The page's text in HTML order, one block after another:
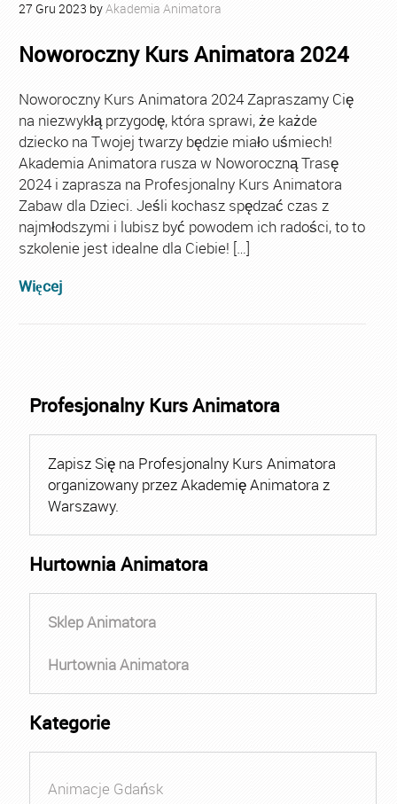
27 Gru 2023 by Akademia Animatora
Noworoczny Kurs Animatora 2024
Noworoczny Kurs Animatora 2024 Zapraszamy Cię
na niezwykłą przygodę, która sprawi, że każde
dziecko na Twojej twarzy będzie miało uśmiech!
Akademia Animatora rusza w Noworoczną Trasę
2024 i zaprasza na Profesjonalny Kurs Animatora
Zabaw dla Dzieci. Jeśli kochasz spędzać czas z
najmłodszymi i lubisz być powodem ich radości, to to
szkolenie jest idealne dla Ciebie! […]
Więcej
Profesjonalny Kurs Animatora
Zapisz Się na Profesjonalny Kurs Animatora
organizowany przez Akademię Animatora z
Warszawy.
Hurtownia Animatora
Sklep Animatora
Hurtownia Animatora
Kategorie
Animacje Gdańsk